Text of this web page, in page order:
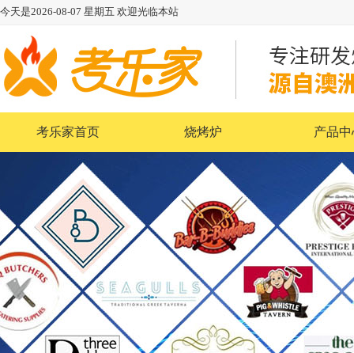
今天是2026-08-07 星期五 欢迎光临本站
考乐家首页 烧烤炉 产品中